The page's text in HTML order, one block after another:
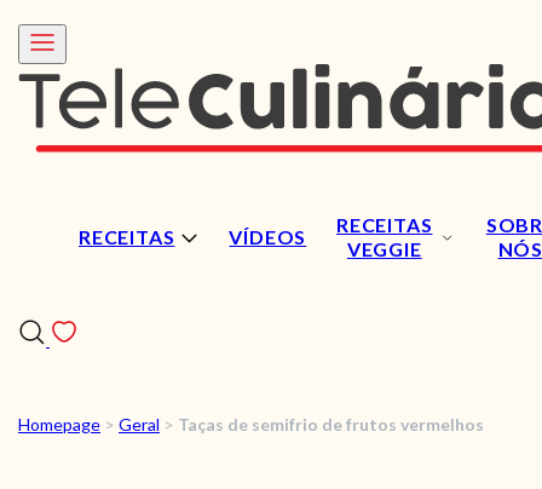
RECEITAS VÍDEOS
RECEITAS
VEGGIE
NÓS
RECEITAS
Homepage > Geral > Taças de semifrio de frutos vermelhos